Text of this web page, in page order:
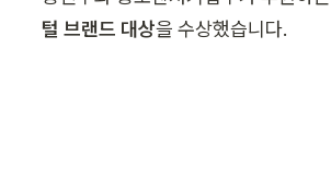
털 브랜드 대상을 수상했습니다.